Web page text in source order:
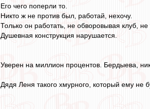
Его чего поперли то.
Никто ж не против был, работай, нехочу.
Только он работать, не обворовывая клуб, не
Душевная конструкция нарушается.
Уверен на миллион процентов. Бердыева,
Дядя Леня такого хмурного, который ему не